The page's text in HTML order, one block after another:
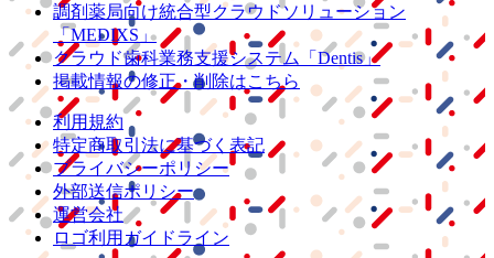
調剤薬局向け統合型クラウドソリューション
「MEDIXS」
クラウド歯科業務支援システム
「Dentis」
掲載情報の修正・削除はこちら
利用規約
特定商取引法に基づく表記
プライバシーポリシー
外部送信ポリシー
運営会社
ロゴ利用ガイドライン